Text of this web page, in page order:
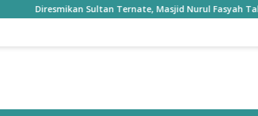
Sultan Ternate, Masjid Nurul Fasyah Takome